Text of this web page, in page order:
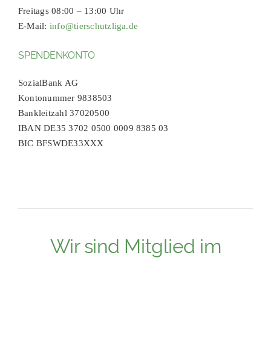
Freitags 08:00 – 13:00 Uhr
E-Mail: info@tierschutzliga.de
SPENDENKONTO
SozialBank AG
Kontonummer 9838503
Bankleitzahl 37020500
IBAN DE35 3702 0500 0009 8385 03
BIC BFSWDE33XXX
Wir sind Mitglied im